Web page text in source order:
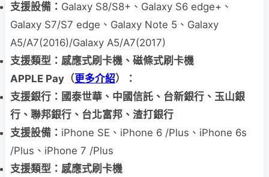
支援設備： Galaxy S8/S8+、Galaxy S6 edge+、
Galaxy S7/S7 edge、Galaxy Note 5、Galaxy
A5/A7(2016)/Galaxy A5/A7(2017)
支援類型：感應式刷卡機、磁條式刷卡機
APPLE Pay（更多介紹）：
支援銀行：國泰世華、中國信託、台新銀行、玉山銀
行、聯邦銀行、台北富邦、渣打銀行
支援設備： iPhone SE、iPhone 6 /Plus、iPhone 6s
/Plus、iPhone 7 /Plus
支援類型：感應式刷卡機